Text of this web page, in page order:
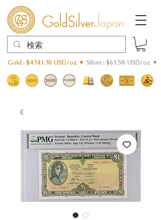
Gold : $4341.30 USD/oz ▼ Silver : $63.58 USD/oz ▼